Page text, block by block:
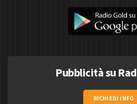
Pubblicità su
RICHIEDI INFO